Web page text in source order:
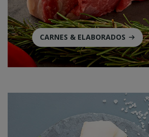
CARNES & ELABORADOS